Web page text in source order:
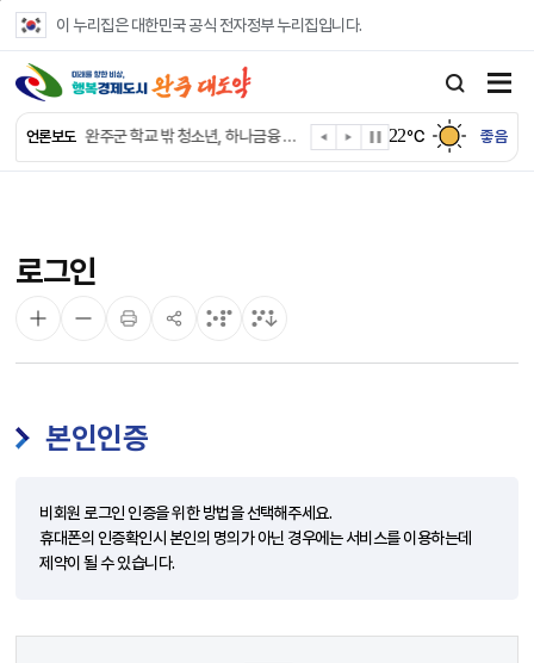
이 누리집은 대한민국 공식 전자정부 누리집입니다.
언론보도
완주 이서면, 홀몸 남성 위한 ‘이서천사 요리교실’
완주군 학교 밖 청소년, 하나금융 장학생 최종 선발
완주군 청소년 여름방학 맞아 “내 손으로 뚝딱”
22℃ 좋음
로그인
본인인증
비회원 로그인 인증을 위한 방법을 선택해주세요.
휴대폰의 인증확인시 본인의 명의가 아닌 경우에는 서비스를 이용하는데
제약이 될 수 있습니다.